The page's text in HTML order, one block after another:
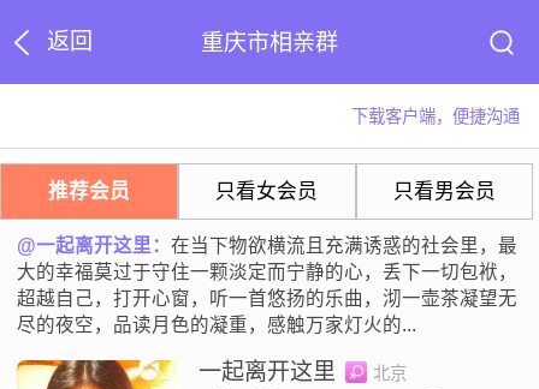
返回 重庆市相亲群
下载客户端，便捷沟通
推荐会员 只看女会员 只看男会员
@一起离开这里：在当下物欲横流且充满诱惑的社会里，最
大的幸福莫过于守住一颗淡定而宁静的心，丢下一切包袱，
超越自己，打开心窗，听一首悠扬的乐曲，沏一壶茶凝望无
尽的夜空，品读月色的凝重，感触万家灯火的...
一起离开这里
北京